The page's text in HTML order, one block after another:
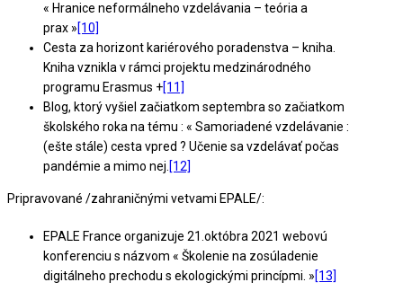
« Hranice neformálneho vzdelávania – teória a
prax »[10]
Cesta za horizont kariérového poradenstva – kniha.
Kniha vznikla v rámci projektu medzinárodného
programu Erasmus +[11]
Blog, ktorý vyšiel začiatkom septembra so začiatkom
školského roka na tému : « Samoriadené vzdelávanie :
(ešte stále) cesta vpred ? Učenie sa vzdelávať počas
pandémie a mimo nej. [12]
Pripravované /zahraničnými vetvami EPALE/:
EPALE France organizuje 21.októbra 2021 webovú
konferenciu s názvom « Školenie na zosúladenie
digitálneho prechodu s ekologickými princípmi. »[13]